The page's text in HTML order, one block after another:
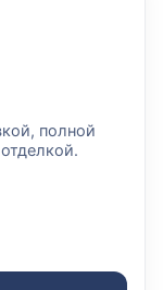
полной